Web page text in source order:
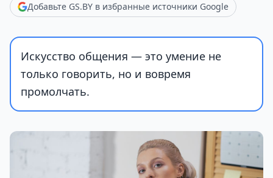
Добавьте GS.BY в избранные источники Google
Искусство общения — это умение не
только говорить, но и вовремя
промолчать.